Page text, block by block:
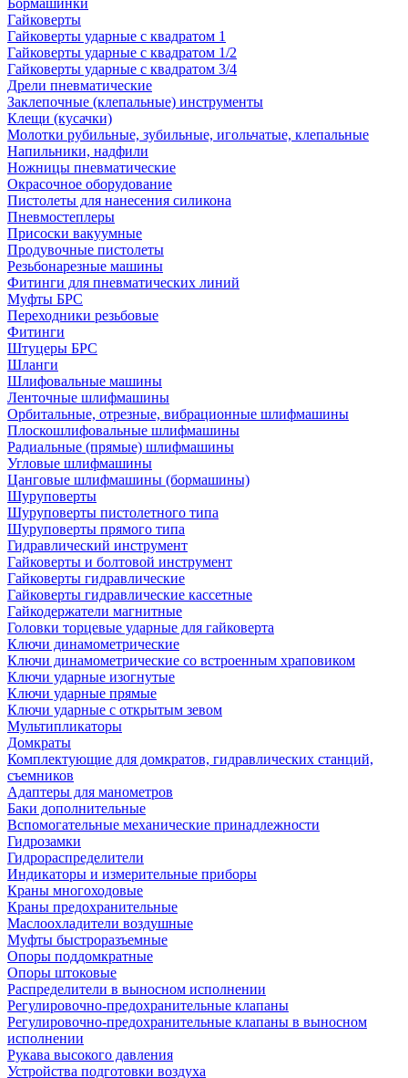
Бормашинки
Гайковерты
Гайковерты ударные с квадратом 1
Гайковерты ударные с квадратом 1/2
Гайковерты ударные с квадратом 3/4
Дрели пневматические
Заклепочные (клепальные) инструменты
Клещи (кусачки)
Молотки рубильные, зубильные, игольчатые, клепальные
Напильники, надфили
Ножницы пневматические
Окрасочное оборудование
Пистолеты для нанесения силикона
Пневмостеплеры
Присоски вакуумные
Продувочные пистолеты
Резьбонарезные машины
Фитинги для пневматических линий
Муфты БРС
Переходники резьбовые
Фитинги
Штуцеры БРС
Шланги
Шлифовальные машины
Ленточные шлифмашины
Орбитальные, отрезные, вибрационные шлифмашины
Плоскошлифовальные шлифмашины
Радиальные (прямые) шлифмашины
Угловые шлифмашины
Цанговые шлифмашины (бормашины)
Шуруповерты
Шуруповерты пистолетного типа
Шуруповерты прямого типа
Гидравлический инструмент
Гайковерты и болтовой инструмент
Гайковерты гидравлические
Гайковерты гидравлические кассетные
Гайкодержатели магнитные
Головки торцевые ударные для гайковерта
Ключи динамометрические
Ключи динамометрические со встроенным храповиком
Ключи ударные изогнутые
Ключи ударные прямые
Ключи ударные с открытым зевом
Мультипликаторы
Домкраты
Комплектующие для домкратов, гидравлических станций,
съемников
Адаптеры для манометров
Баки дополнительные
Вспомогательные механические принадлежности
Гидрозамки
Гидрораспределители
Индикаторы и измерительные приборы
Краны многоходовые
Краны предохранительные
Маслоохладители воздушные
Муфты быстроразъемные
Опоры поддомкратные
Опоры штоковые
Распределители в выносном исполнении
Регулировочно-предохранительные клапаны
Регулировочно-предохранительные клапаны в выносном
исполнении
Рукава высокого давления
Устройства подготовки воздуха